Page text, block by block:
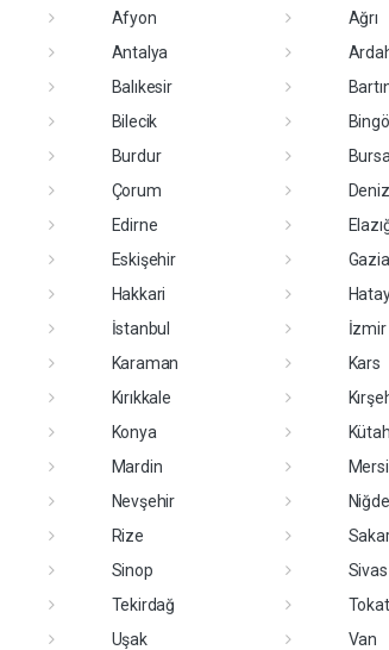
Afyon
Ağrı
Antalya
Balıkesir
Bilecik
Burdur
Bursa
Çorum
Edirne
Eskişehir
Hakkari
İstanbul
İzmir
Karaman
Kars
Kırıkkale
Konya
Mardin
Nevşehir
Niğde
Rize
Sinop
Sivas
Tekirdağ
Tokat
Uşak
Van